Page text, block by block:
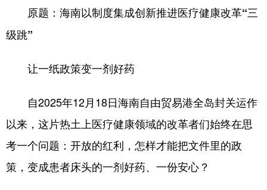
原题：海南以制度集成创新推进医疗健康改革“三
级跳”
让一纸政策变一剂好药
自2025年12月18日海南自由贸易港全岛封关运作
以来，这片热土上医疗健康领域的改革者们始终在思
考一个问题：开放的红利，怎样才能把文件里的政
策，变成患者床头的一剂好药、一份安心？